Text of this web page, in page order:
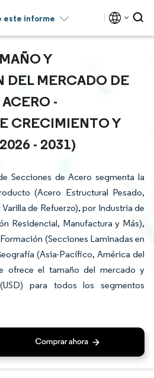
este informe
Y
DEL MERCADO DE
-
CRECIMIENTO Y
- 2031)
Secciones de Acero segmenta la
(Acero Estructural Pesado,
de Refuerzo), por Industria de
Residencial, Manufactura y Más),
(Secciones Laminadas en
(Asia-Pacífico, América del
ofrece el tamaño del mercado y
para todos los segmentos